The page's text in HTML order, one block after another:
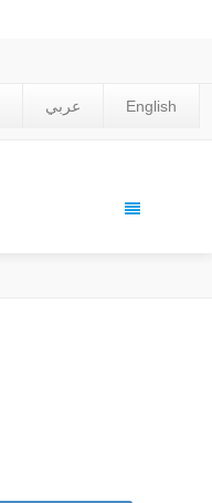
عربي English